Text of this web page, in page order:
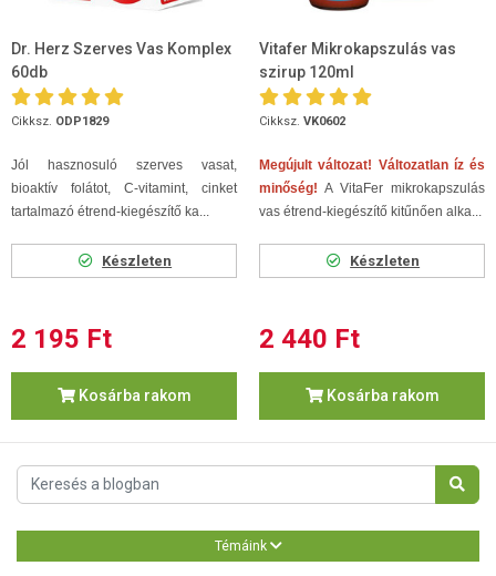
Dr. Herz Szerves Vas Komplex
60db
Cikksz. ODP1829
Jól hasznosuló szerves vasat,
bioaktív folátot, C-vitamint, cinket
tartalmazó étrend-kiegészítő ka...
Készleten
2 195 Ft
Kosárba rakom
Vitafer Mikrokapszulás vas
szirup 120ml
Cikksz. VK0602
Megújult változat! Változatlan íz és
minőség! A VitaFer mikrokapszulás
vas étrend-kiegészítő kitűnően alka...
Készleten
2 440 Ft
Kosárba rakom
Témáink